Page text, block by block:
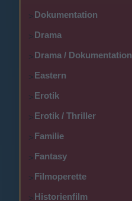
>Dokumentation
>Drama
>Drama / Dokumentation
>Eastern
>Erotik
>Erotik / Thriller
>Familie
>Fantasy
>Filmoperette
>Historienfilm